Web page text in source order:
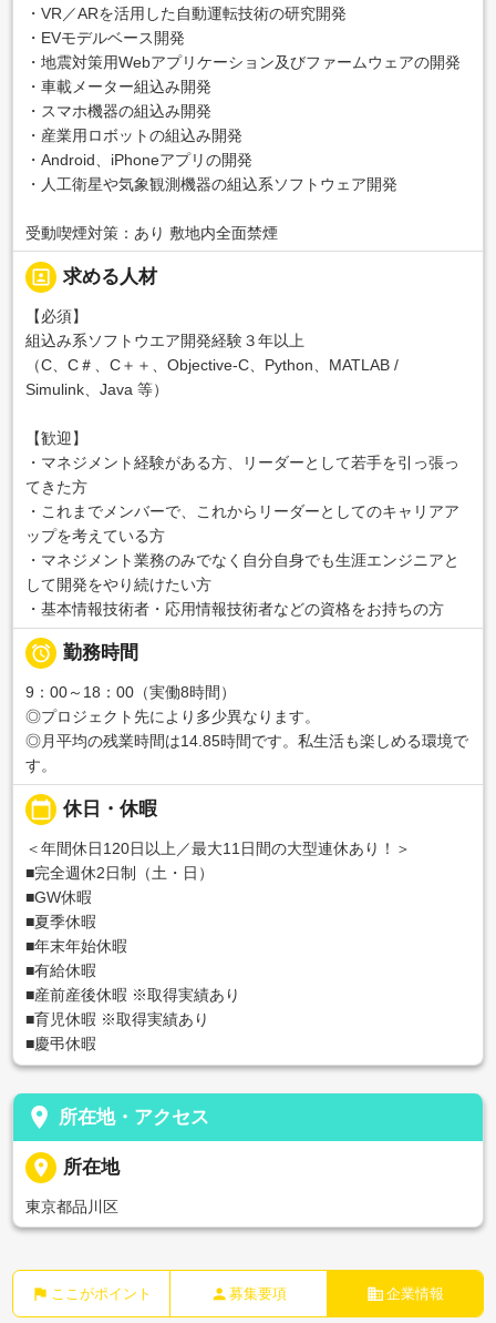
・VR／ARを活用した自動運転技術の研究開発
・EVモデルベース開発
・地震対策用Webアプリケーション及びファームウェアの開発
・車載メーター組込み開発
・スマホ機器の組込み開発
・産業用ロボットの組込み開発
・Android、iPhoneアプリの開発
・人工衛星や気象観測機器の組込系ソフトウェア開発
受動喫煙対策：あり 敷地内全面禁煙
portrait 求める人材
【必須】
組込み系ソフトウエア開発経験３年以上
（C、C＃、C＋＋、Objective-C、Python、MATLAB /
Simulink、Java 等）
【歓迎】
・マネジメント経験がある方、リーダーとして若手を引っ張っ
てきた方
・これまでメンバーで、これからリーダーとしてのキャリアア
ップを考えている方
・マネジメント業務のみでなく自分自身でも生涯エンジニアと
して開発をやり続けたい方
・基本情報技術者・応用情報技術者などの資格をお持ちの方
 勤務時間
9：00～18：00（実働8時間）
◎プロジェクト先により多少異なります。
◎月平均の残業時間は14.85時間です。私生活も楽しめる環境で
す。
calendar_today 休日・休暇
＜年間休日120日以上／最大11日間の大型連休あり！＞
■完全週休2日制（土・日）
■GW休暇
■夏季休暇
■年末年始休暇
■有給休暇
■産前産後休暇 ※取得実績あり
■育児休暇 ※取得実績あり
■慶弔休暇
place 所在地・アクセス
place 所在地
東京都品川区
flag ここがポイント person 募集要項 business 企業情報